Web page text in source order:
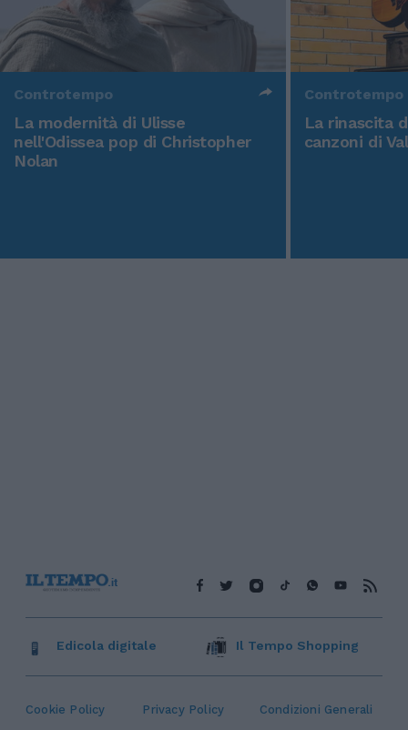
Controtempo
La modernità di Ulisse
nell'Odissea pop di Christopher
Nolan
Controtempo
La rinascita
canzoni di
Cookie Policy Privacy Policy Condizioni Generali
Edicola digitale Il Tempo Shopping